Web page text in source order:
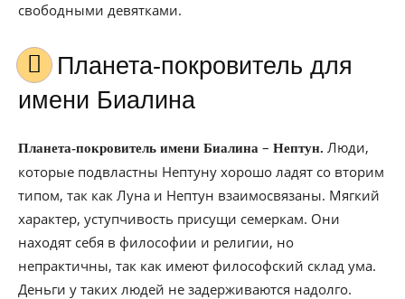
свободными девятками.
Планета-покровитель для
имени Биалина
Планета-покровитель имени Биалина – Нептун. Люди,
которые подвластны Нептуну хорошо ладят со вторим
типом, так как Луна и Нептун взаимосвязаны. Мягкий
характер, уступчивость присущи семеркам. Они
находят себя в философии и религии, но
непрактичны, так как имеют философский склад ума.
Деньги у таких людей не задерживаются надолго.